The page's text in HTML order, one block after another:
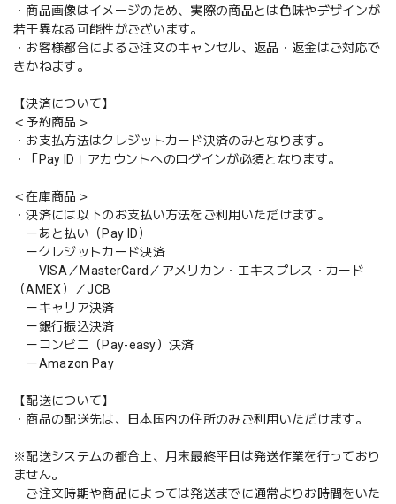
・商品画像はイメージのため、実際の商品とは色味やデザインが
若干異なる可能性がございます。
・お客様都合によるご注文のキャンセル、返品・返金はご対応で
きかねます。
【決済について】
＜予約商品＞
・お支払方法はクレジットカード決済のみとなります。
・「Pay ID」アカウントへのログインが必須となります。
＜在庫商品＞
・決済には以下のお支払い方法をご利用いただけます。
ーあと払い（Pay ID）
ークレジットカード決済
VISA／MasterCard／アメリカン・エキスプレス・カード
（AMEX）／JCB
ーキャリア決済
ー銀行振込決済
ーコンビニ（Pay-easy）決済
ーAmazon Pay
【配送について】
・商品の配送先は、日本国内の住所のみご利用いただけます。
※配送システムの都合上、月末最終平日は発送作業を行っており
ません。
ご注文時期や商品によっては発送までに通常よりお時間をいた